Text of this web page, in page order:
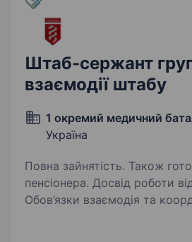
Штаб-сержант
взаємодії штабу
1 окремий медичний
Україна
Повна зайнятість. Також
пенсіонера. Досвід роботи
Обов’язки взаємодія та координація з іншими
оперативних та